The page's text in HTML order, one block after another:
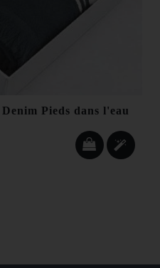
Pieds dans l'eau